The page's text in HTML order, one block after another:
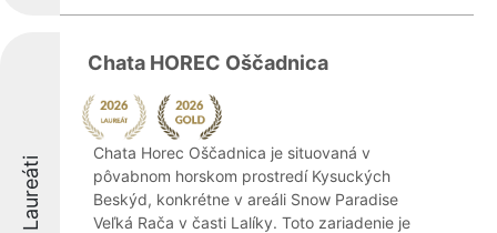
Laureáti
Chata HOREC Oščadnica
Chata Horec Oščadnica je situovaná v
pôvabnom horskom prostredí Kysuckých
Beskýd, konkrétne v areáli Snow Paradise
Veľká Rača v časti Lalíky. Toto zariadenie je